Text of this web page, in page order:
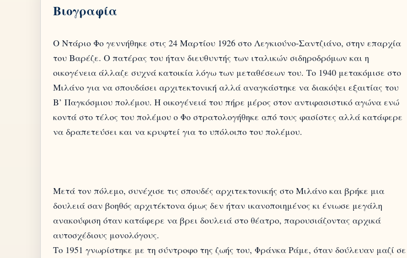
Βιογραφία
Ο Ντάριο Φο γεννήθηκε στις 24 Μαρτίου 1926 στο Λεγκιούνο-Σαντζιάνο, στην επαρχία
του Βαρέζε. Ο πατέρας του ήταν διευθυντής των ιταλικών σιδηροδρόμων και η
οικογένεια άλλαζε συχνά κατοικία λόγω των μεταθέσεων του. Το 1940 μετακόμισε στο
Μιλάνο για να σπουδάσει αρχιτεκτονική αλλά αναγκάστηκε να διακόψει εξαιτίας του
Β’ Παγκόσμιου πολέμου. Η οικογένειά του πήρε μέρος στον αντιφασιστικό αγώνα ενώ
κοντά στο τέλος του πολέμου ο Φο στρατολογήθηκε από τους φασίστες αλλά κατάφερε
να δραπετεύσει και να κρυφτεί για το υπόλοιπο του πολέμου.
Μετά τον πόλεμο, συνέχισε τις σπουδές αρχιτεκτονικής στο Μιλάνο και βρήκε μια
δουλειά σαν βοηθός αρχιτέκτονα όμως δεν ήταν ικανοποιημένος κι ένιωσε μεγάλη
ανακούφιση όταν κατάφερε να βρει δουλειά στο θέατρο, παρουσιάζοντας αρχικά
αυτοσχέδιους μονολόγους.
Το 1951 γνωρίστηκε με τη σύντροφο της ζωής του, Φράνκα Ράμε, όταν δούλευαν μαζί σε